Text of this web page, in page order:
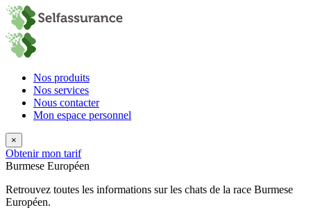
Nos produits
Nos services
Nous contacter
Mon espace personnel
×
Obtenir mon tarif
Burmese Européen
Retrouvez toutes les informations sur les chats de la race Burmese
Européen.